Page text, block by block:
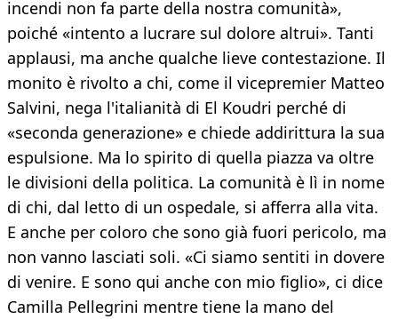
incendi non fa parte della nostra comunità»,
poiché «intento a lucrare sul dolore altrui». Tanti
applausi, ma anche qualche lieve contestazione. Il
monito è rivolto a chi, come il vicepremier Matteo
Salvini, nega l'italianità di El Koudri perché di
«seconda generazione» e chiede addirittura la sua
espulsione. Ma lo spirito di quella piazza va oltre
le divisioni della politica. La comunità è lì in nome
di chi, dal letto di un ospedale, si afferra alla vita.
E anche per coloro che sono già fuori pericolo, ma
non vanno lasciati soli. «Ci siamo sentiti in dovere
di venire. E sono qui anche con mio figlio», ci dice
Camilla Pellegrini mentre tiene la mano del